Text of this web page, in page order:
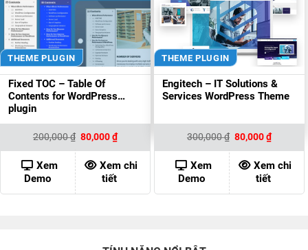
THEME PLUGIN
Fixed TOC – Table Of
Contents for WordPress
plugin
200,000₫ Giá
gốc
là:
200,000 ₫.
80,000₫Giá
hiện
tại
là:
80,000 ₫.
Xem
Demo
Xem chi
tiết
THEME PLUGIN
Engitech – IT Solutions &
Services WordPress Theme
300,000₫ Giá
gốc
là:
300,000 ₫.
80,000₫Giá
hiện
tại
là:
80,000
Xem
Demo
Xem chi
tiết